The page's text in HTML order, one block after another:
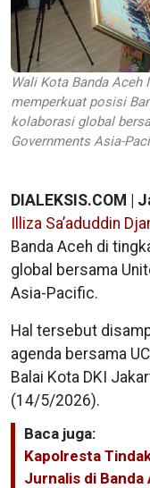
Wali Kota Banda Aceh
memperkuat posisi
kolaborasi global
Governments Asia-
DIALEKSIS.COM |
Illiza Sa’aduddin
Banda Aceh di
global bersama
Asia-Pacific.
Hal tersebut
agenda bersama
Balai Kota DKI
(14/5/2026).
Baca juga:
Kapolresta
Jurnalis di Banda